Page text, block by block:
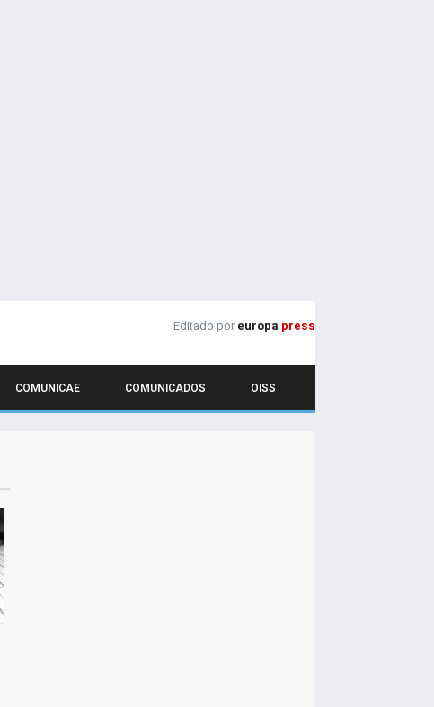
Editado por europa press
COMUNICAE COMUNICADOS OISS